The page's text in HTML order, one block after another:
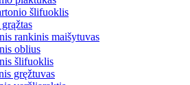
šlifuoklis
rankinis maišytuvas
oblius
šlifuoklis
gręžtuvas